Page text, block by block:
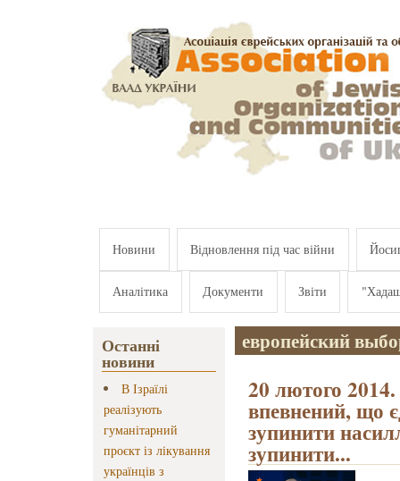
Новини Відновлення під час війни
Аналітика Документи Звіти
Останні
новини
В Ізраїлі
реалізують
гуманітарний
проєкт із лікування
українців з
европейский
20 лютого
впевнений, що
зупинити
зупинити...